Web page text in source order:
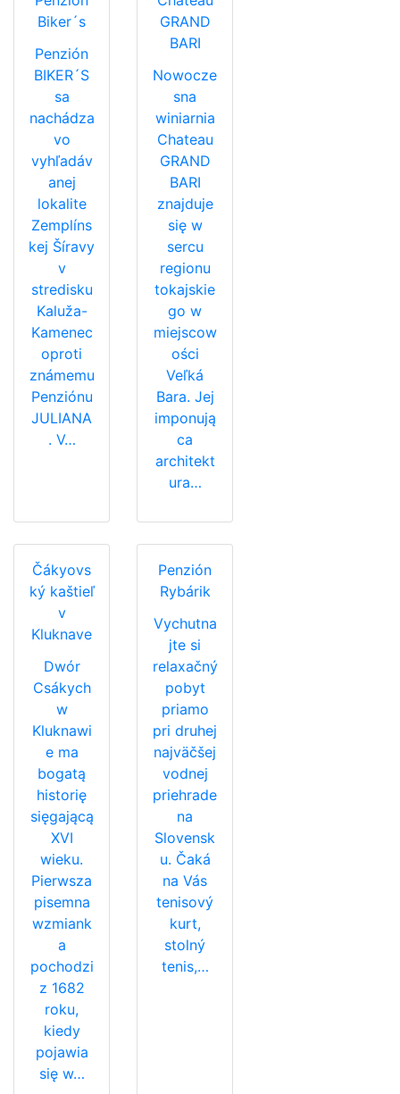
Biker´s
Penzión
BIKER´S
sa
nachádza
vo
vyhľadáv
anej
lokalite
Zemplíns
kej Šíravy
v
stredisku
Kaluža-
Kamenec
oproti
známemu
Penziónu
JULIANA
. V…
GRAND
BARI
Nowocze
sna
winiarnia
Chateau
GRAND
BARI
znajduje
się w
sercu
regionu
tokajskie
go w
miejscow
ości
Veľká
Bara. Jej
imponują
ca
architekt
ura…
Čákyovs
ký kaštieľ
v
Kluknave
Dwór
Csákych
w
Kluknawi
e ma
bogatą
historię
sięgającą
XVI
wieku.
Pierwsza
pisemna
wzmiank
a
pochodzi
z 1682
roku,
kiedy
pojawia
się w…
Penzión
Rybárik
Vychutna
jte si
relaxačný
pobyt
priamo
pri druhej
najväčšej
vodnej
priehrade
na
Slovensk
u. Čaká
na Vás
tenisový
kurt,
stolný
tenis,…